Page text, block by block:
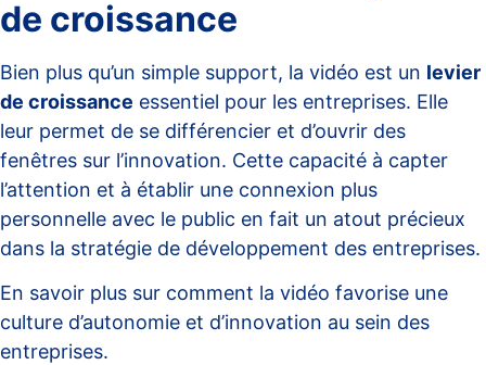
de croissance
Bien plus qu’un simple support, la vidéo est un levier
de croissance essentiel pour les entreprises. Elle
leur permet de se différencier et d’ouvrir des
fenêtres sur l’innovation. Cette capacité à capter
l’attention et à établir une connexion plus
personnelle avec le public en fait un atout précieux
dans la stratégie de développement des entreprises.
En savoir plus sur comment la vidéo favorise une
culture d’autonomie et d’innovation au sein des
entreprises.